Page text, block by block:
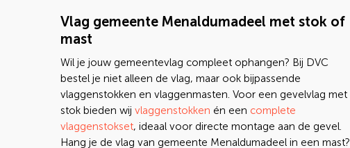
Vlag gemeente Menaldumadeel met stok of
mast
Wil je jouw gemeentevlag compleet ophangen? Bij DVC
bestel je niet alleen de vlag, maar ook bijpassende
vlaggenstokken en vlaggenmasten. Voor een gevelvlag met
stok bieden wij vlaggenstokken én een complete
vlaggenstokset, ideaal voor directe montage aan de gevel.
Hang je de vlag van gemeente Menaldumadeel in een mast?